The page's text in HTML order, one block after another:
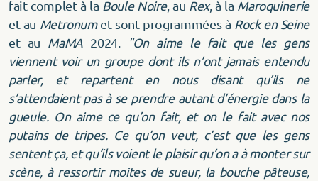
fait complet à la Boule Noire, au Rex, à la Maroquinerie
et au Metronumet sont programmées à Rock en Seine
et au MaMA2024.
"On aime le fait que les gens
viennent voir un groupe dont ils n’ont jamais entendu
parler, et repartent en nous disant qu’ils ne
s’attendaient pas à se prendre autant d’énergie dans la
gueule. On aime ce qu’on fait, et on le fait avec nos
putains de tripes. Ce qu’on veut, c’est que les gens
sentent ça, et qu’ils voient le plaisir qu’on a à monter sur
scène, à ressortir moites de sueur, la bouche pâteuse,